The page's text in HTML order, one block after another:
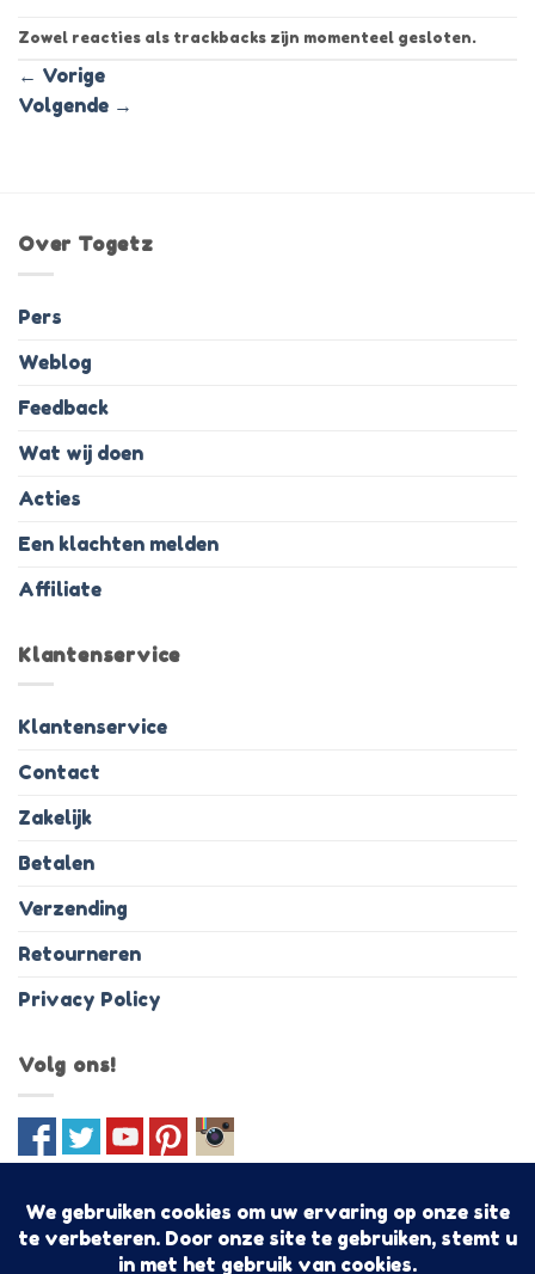
Zowel reacties als trackbacks zijn momenteel gesloten.
← Vorige
Volgende →
Over Togetz
Pers
Weblog
Feedback
Wat wij doen
Acties
Een klachten melden
Affiliate
Klantenservice
Klantenservice
Contact
Zakelijk
Betalen
Verzending
Retourneren
Privacy Policy
Volg ons!